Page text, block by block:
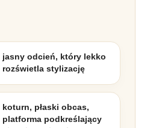
jasny odcień, który lekko
rozświetla stylizację
koturn, płaski obcas,
platforma podkreślający